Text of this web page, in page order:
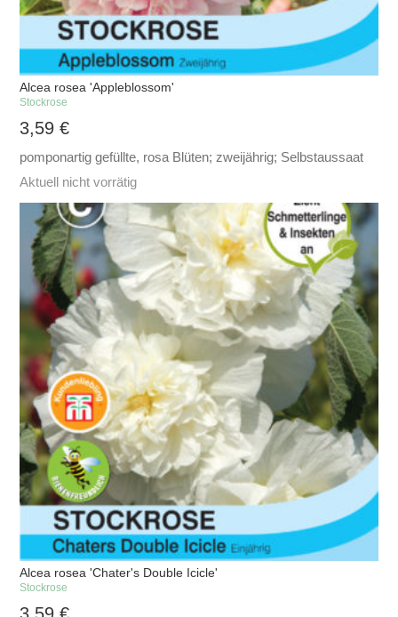
Alcea rosea 'Appleblossom'
Stockrose
3,59€
pomponartig gefüllte, rosa Blüten; zweijährig; Selbstaussaat
Aktuell nicht vorrätig
Alcea rosea 'Chater's Double Icicle'
Stockrose